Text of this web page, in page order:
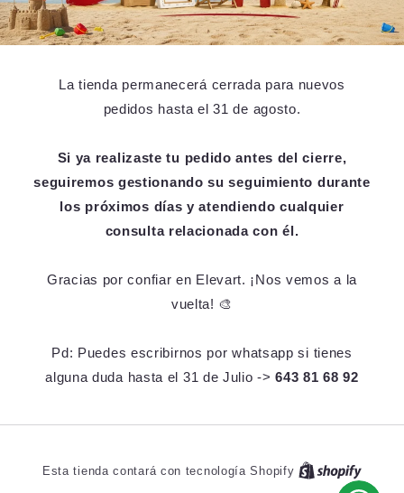
La tienda permanecerá cerrada para nuevos
pedidos hasta el 31 de agosto.
Si ya realizaste tu pedido antes del cierre,
seguiremos gestionando su seguimiento durante
los próximos días y atendiendo cualquier
consulta relacionada con él.
Gracias por confiar en Elevart. ¡Nos vemos a la
vuelta! 🎨
Pd: Puedes escribirnos por whatsapp si tienes
alguna duda hasta el 31 de Julio ->643 81 68 92
Esta tienda contará con tecnología Shopify